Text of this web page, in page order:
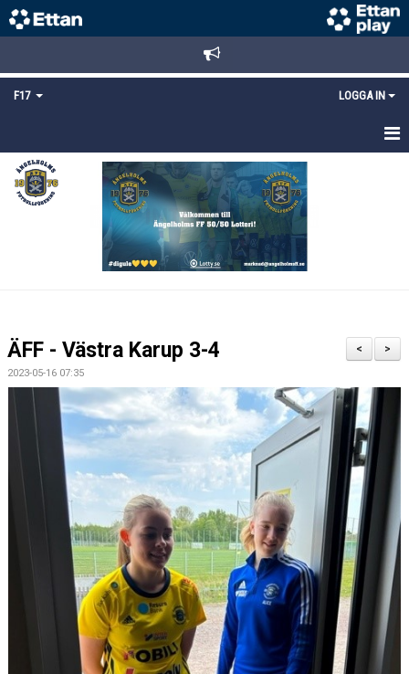
F17 LOGGA IN
HEM
NYHETER
DOKUMENT
MATCHER
MEDLEMSANMÄLAN
>
<
ÄFF - Västra Karup 3-4
2023-05-16 07:35